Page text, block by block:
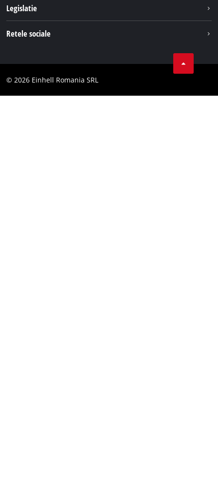
Sistemul de acumulatori
Einhell in lume
Legislatie
Declaratie de accesibilitate
Retele sociale
Facebook
© 2026 Einhell Romania SRL